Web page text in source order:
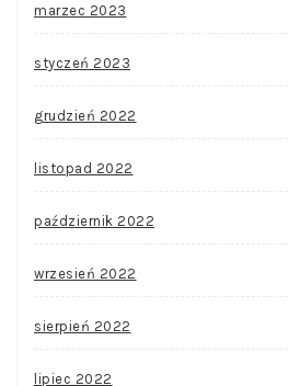
marzec 2023
styczeń 2023
grudzień 2022
listopad 2022
październik 2022
wrzesień 2022
sierpień 2022
lipiec 2022